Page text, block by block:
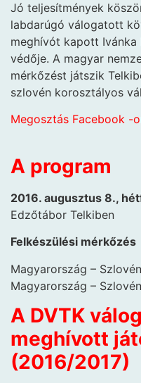
Jó teljesítmények
labdarúgó válogatott
meghívót kapott Ivánka
védője. A magyar
mérkőzést játszik
szlovén korosztályos
Megosztás Facebook -
A program
2016. augusztus 8.,
Edzőtábor Telkiben
Felkészülési mérkőzés
Magyarország –
Magyarország –
A DVTK
meghívott
(2016/2017)